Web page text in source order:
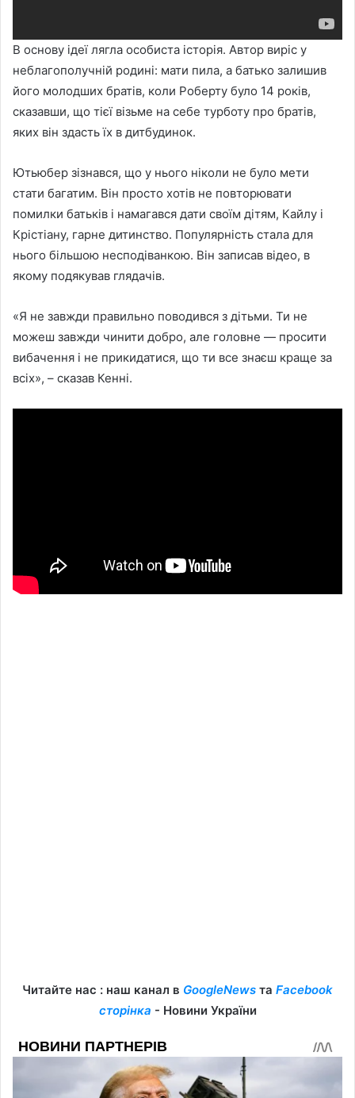
В основу ідеї лягла особиста історія. Автор виріс у
неблагополучній родині: мати пила, а батько залишив
його молодших братів, коли Роберту було 14 років,
сказавши, що тієї візьме на себе турботу про братів,
яких він здасть їх в дитбудинок.
Ютьюбер зізнався, що у нього ніколи не було мети
стати багатим. Він просто хотів не повторювати
помилки батьків і намагався дати своїм дітям, Кайлу і
Крістіану, гарне дитинство. Популярність стала для
нього більшою несподіванкою. Він записав відео, в
якому подякував глядачів.
«Я не завжди правильно поводився з дітьми. Ти не
можеш завжди чинити добро, але головне — просити
вибачення і не прикидатися, що ти все знаєш краще за
всіх», – сказав Кенні.
Читайте нас : наш канал в GoogleNews та Facebook
сторінка - Новини України